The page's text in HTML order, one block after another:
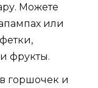
Можете
или
фрукты.
горшочек и